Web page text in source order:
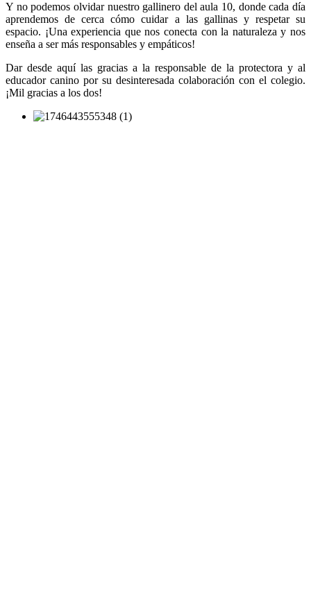
Y no podemos olvidar nuestro gallinero del aula 10, donde cada día
aprendemos de cerca cómo cuidar a las gallinas y respetar su
espacio. ¡Una experiencia que nos conecta con la naturaleza y nos
enseña a ser más responsables y empáticos!
Dar desde aquí las gracias a la responsable de la protectora y al
educador canino por su desinteresada colaboración con el colegio.
¡Mil gracias a los dos!